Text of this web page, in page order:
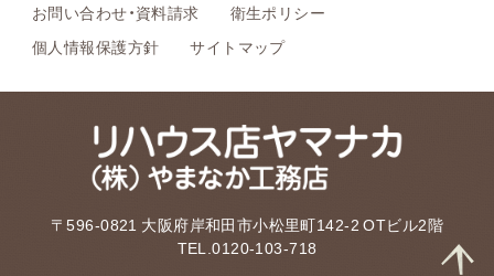
お問い合わせ・資料請求
衛生ポリシー
個人情報保護方針
サイトマップ
〒596-0821 大阪府岸和田市小松里町142-2 OTビル2階
TEL.0120-103-718